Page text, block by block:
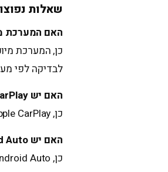
שאלות
האם המערכת
לבדיקה לפי
האם יש Apple CarPlay אלחוטי?
כן, Apple CarPlay אלחוטי נתמך בהתאם לדגם המערכת.
האם יש Android Auto?
כן, Android Auto נתמך בהתאם לדגם המערכת וסוג הטלפון.